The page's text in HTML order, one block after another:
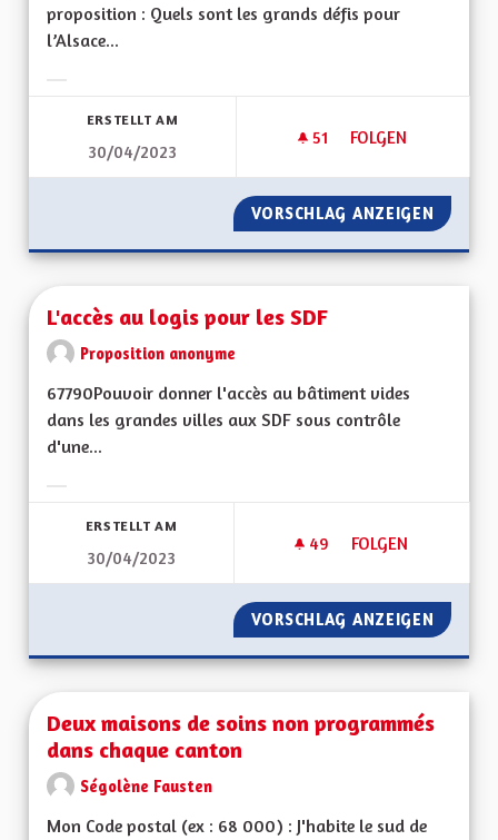
proposition : Quels sont les grands défis pour
l’Alsace...
ERSTELLT AM
30/04/2023
51 51 FOLLOWER
FOLGEN
VORSCHLAG ANZEIGEN
L'accès au logis pour les SDF
Proposition anonyme
67790Pouvoir donner l'accès au bâtiment vides
dans les grandes villes aux SDF sous contrôle
d'une...
ERSTELLT AM
30/04/2023
49 49 FOLLOWER
FOLGEN
L'ACCÈS AU LOGIS
VORSCHLAG ANZEIGEN
Deux maisons de soins non programmés
dans chaque canton
Ségolène Fausten
Mon Code postal (ex : 68 000) : J'habite le sud de